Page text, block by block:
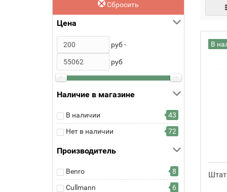
Сбросить
Цена
руб -
руб
Наличие в магазине
В наличии
43
Нет в наличии
72
Производитель
Benro
8
Cullmann
6
В